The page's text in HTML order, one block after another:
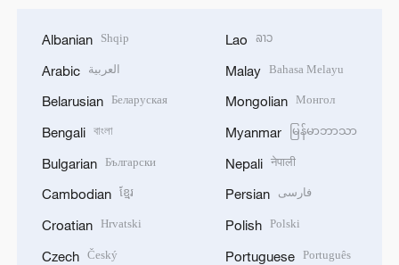
Albanian Shqip
Arabic العربية
Belarusian Беларуская
Bengali বাংলা
Bulgarian Български
Cambodian ខ្មែរ
Croatian Hrvatski
Czech Český
Lao ລາວ
Malay Bahasa Melayu
Mongolian Монгол
Myanmar မြန်မာဘာသာ
Nepali नेपाली
Persian فارسی
Polish Polski
Portuguese Português